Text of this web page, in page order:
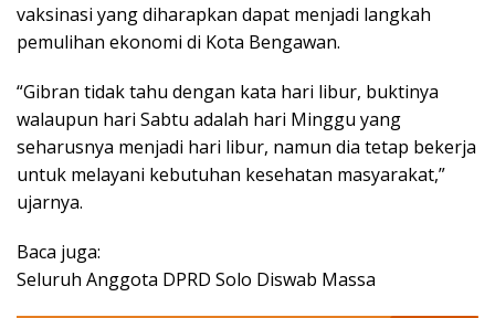
vaksinasi yang diharapkan dapat menjadi langkah
pemulihan ekonomi di Kota Bengawan.
“Gibran tidak tahu dengan kata hari libur, buktinya
walaupun hari Sabtu adalah hari Minggu yang
seharusnya menjadi hari libur, namun dia tetap bekerja
untuk melayani kebutuhan kesehatan masyarakat,”
ujarnya.
Baca juga:
Seluruh Anggota DPRD Solo Diswab Massa